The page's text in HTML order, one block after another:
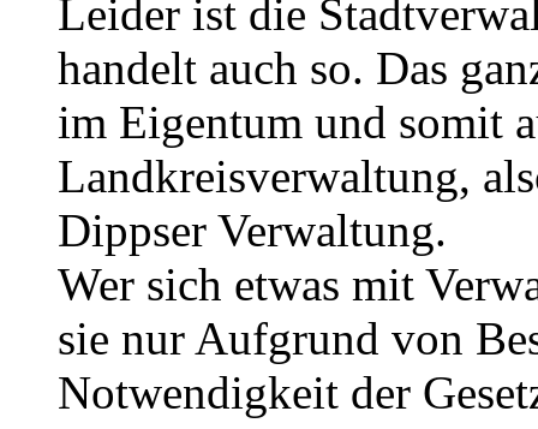
Leider ist die
handelt auch so. Das
im Eigentum und somit
Landkreisverwaltung,
Dippser Verwaltung.
Wer sich etwas mit
sie nur Aufgrund von
Notwendigkeit der